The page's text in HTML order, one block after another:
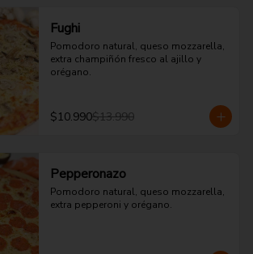
Fughi
Pomodoro natural, queso mozzarella,
extra champiñón fresco al ajillo y
orégano.
$10.990$13.990
Pepperonazo
Pomodoro natural, queso mozzarella,
extra pepperoni y orégano.